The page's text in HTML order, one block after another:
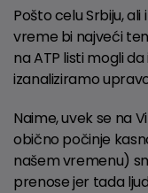
Pošto celu Srbiju,
vreme bi najveći
na ATP listi mogli
izanaliziramo
Naime, uvek se na
obično počinje
našem vremenu)
prenose jer tada